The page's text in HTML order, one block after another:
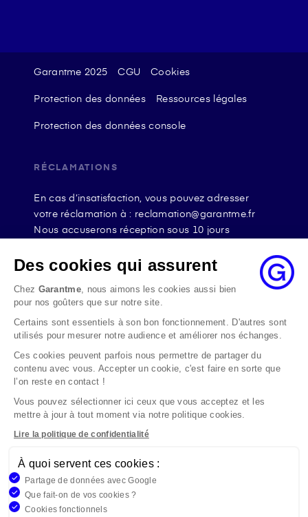
Garantme 2025 CGU Cookies
Protection des données Ressources légales
Protection des données console
RÉCLAMATIONS
En cas d’insatisfaction, vous pouvez adresser
votre réclamation à : reclamation@garantme.fr
Nous accuserons réception sous 10 jours
état de cause, nous répondrons à la réclamation
au maximum dans les 2 mois.
Si le désaccord persiste, vous pouvez solliciter
l’avis du Médiateur de l’Assurance par internet à
l’adresse La médiation de l’assurance - Accueil
Par courrier à l’adresse : La Médiation de
l’Assurance TSA 50110 75441 PARIS CEDEX 09 ou
par email à l’adresse www.mediation-
assurance.org
La saisine du Médiateur de l’Assurance est gratuite
mais ne peut intervenir qu’après nous avoir
adressé une réclamation écrite.
Garantme, société par actions simplifiée au capital de 19
Code des Assurances et immatriculée à l’ORIAS
Des cookies qui assurent
Chez Garantme, nous aimons les cookies aussi bien
pour nos goûters que sur notre site.
Certains sont essentiels à son bon fonctionnement. D'autres sont
utilisés pour mesurer notre audience et améliorer nos échanges.
Ces cookies peuvent parfois nous permettre de partager du
contenu avec vous. Accepter un cookie, c'est faire en sorte que
l’on reste en contact !
Vous pouvez sélectionner ici ceux que vous acceptez et les
mettre à jour à tout moment via notre politique cookies.
Lire la politique de confidentialité
À quoi servent ces cookies :
Partage de données avec Google
Que fait-on de vos cookies ?
Cookies fonctionnels